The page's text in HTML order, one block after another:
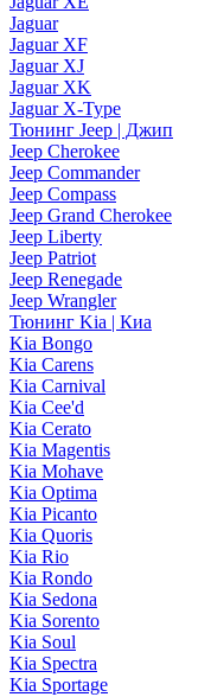
Jaguar
Jaguar XF
Jaguar XJ
Jaguar XK
Jaguar X-Type
Тюнинг Jeep | Джип
Jeep Cherokee
Jeep Commander
Jeep Compass
Jeep Grand Cherokee
Jeep Liberty
Jeep Patriot
Jeep Renegade
Jeep Wrangler
Тюнинг Kia | Киа
Kia Bongo
Kia Carens
Kia Carnival
Kia Cee'd
Kia Cerato
Kia Magentis
Kia Mohave
Kia Optima
Kia Picanto
Kia Quoris
Kia Rio
Kia Rondo
Kia Sedona
Kia Sorento
Kia Soul
Kia Spectra
Kia Sportage